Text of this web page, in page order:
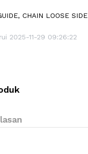
CHAIN LOOSE SIDE
2025-11-29 09:26:22